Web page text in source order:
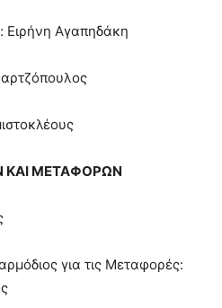
Ειρήνη Αγαπηδάκη
ΜΕΤΑΦΟΡΩΝ
για τις Μεταφορές: